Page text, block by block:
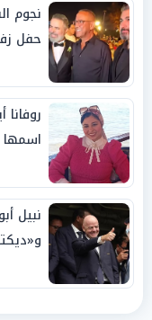
نجوم
حفل
اسمها
نبيل